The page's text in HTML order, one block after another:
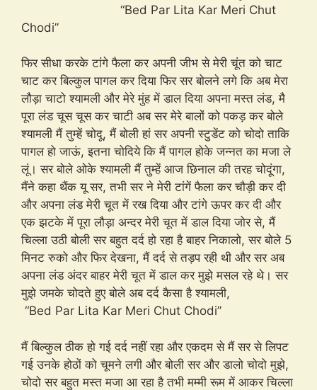
“Bed Par Lita Kar Meri Chut
Chodi”
फिर सीधा करके टांगे फैला कर अपनी जीभ से मेरी चूंत को चाट
चाट कर बिल्कुल पागल कर दिया फिर सर बोलने लगे कि अब मेरा
लौड़ा चाटो श्यामली और मेरे मुंह में डाल दिया अपना मस्त लंड, मै
पूरा लंड चूस चूस कर चाटी अब सर मेरे बालों को पकड़ कर बोले
श्यामली मैं तुम्हें चोदू, मैं बोली हां सर अपनी स्टुडेंट को चोदो ताकि
पागल हो जाऊं, इतना चोदिये कि मैं पागल होके जन्नत का मजा ले
लूं। सर बोले ओके श्यामली मैं तुम्हें आज छिनाल की तरह चोदूंगा,
मैंने कहा थैंक यू सर, तभी सर ने मेरी टांगें फैला कर चौड़ी कर दी
और अपना लंड मेरी चूत में रख दिया और टांगे ऊपर कर दी और
एक झटके में पूरा लौड़ा अन्दर मेरी चूत में डाल दिया जोर से, मैं
चिल्ला उठी बोली सर बहुत दर्द हो रहा है बाहर निकालो, सर बोले 5
मिनट रुको और फिर देखना, मैं दर्द से तड़प रही थी और सर अब
अपना लंड अंदर बाहर मेरी चूत में डाल कर मुझे मसल रहे थे। सर
मुझे जमके चोदते हुए बोले अब दर्द कैसा है श्यामली,
“Bed Par Lita Kar Meri Chut Chodi”
मैं बिल्कुल ठीक हो गई दर्द नहीं रहा और एकदम से मैं सर से लिपट
गई उनके होठों को चूमने लगी और बोली सर और डालो चोदो मुझे,
चोदो सर बहुत मस्त मजा आ रहा है तभी मम्मी रूम में आकर चिल्ला